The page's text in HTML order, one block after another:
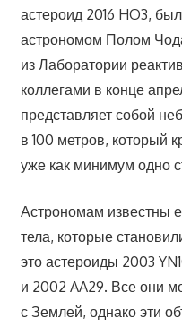
астероид 2016 HO3,
астрономом Полом
из Лаборатории
коллегами в конце
представляет собой
в 100 метров, который
уже как минимум одно
Астрономам известны
тела, которые
это астероиды 2003
и 2002 AA29. Все они
с Землей, однако эти